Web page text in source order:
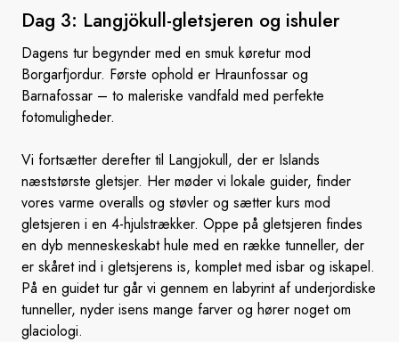
Dag 3: Langjökull-gletsjeren og ishuler
Dagens tur begynder med en smuk køretur mod
Borgarfjordur. Første ophold er Hraunfossar og
Barnafossar – to maleriske vandfald med perfekte
fotomuligheder.
Vi fortsætter derefter til Langjokull, der er Islands
næststørste gletsjer. Her møder vi lokale guider, finder
vores varme overalls og støvler og sætter kurs mod
gletsjeren i en 4-hjulstrækker. Oppe på gletsjeren findes
en dyb menneskeskabt hule med en række tunneller, der
er skåret ind i gletsjerens is, komplet med isbar og iskapel.
På en guidet tur går vi gennem en labyrint af underjordiske
tunneller, nyder isens mange farver og hører noget om
glaciologi.